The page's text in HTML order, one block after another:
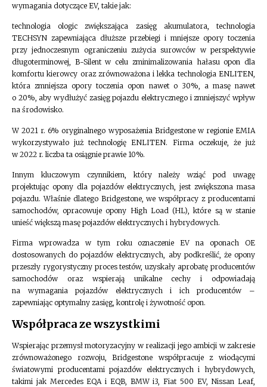
wymagania dotyczące EV, takie jak:
technologia ologic zwiększająca zasięg akumulatora, technologia
TECHSYN zapewniająca dłuższe przebiegi i mniejsze opory toczenia
przy jednoczesnym ograniczeniu zużycia surowców w perspektywie
długoterminowej, B-Silent w celu zminimalizowania hałasu opon dla
komfortu kierowcy oraz zrównoważona i lekka technologia ENLITEN,
która zmniejsza opory toczenia opon nawet o 30%, a masę nawet
o 20%, aby wydłużyć zasięg pojazdu elektrycznego i zmniejszyć wpływ
na środowisko.
W 2021 r. 6% oryginalnego wyposażenia Bridgestone w regionie EMIA
wykorzystywało już technologię ENLITEN. Firma oczekuje, że już
w 2022 r. liczba ta osiągnie prawie 10%.
Innym kluczowym czynnikiem, który należy wziąć pod uwagę
projektując opony dla pojazdów elektrycznych, jest zwiększona masa
pojazdu. Właśnie dlatego Bridgestone, we współpracy z producentami
samochodów, opracowuje opony High Load (HL), które są w stanie
unieść większą masę pojazdów elektrycznych i hybrydowych.
Firma wprowadza w tym roku oznaczenie EV na oponach OE
dostosowanych do pojazdów elektrycznych, aby podkreślić, że opony
przeszły rygorystyczny proces testów, uzyskały aprobatę producentów
samochodów oraz wspierają unikalne cechy i odpowiadają
na wymagania pojazdów elektrycznych i ich producentów –
zapewniając optymalny zasięg, kontrolę i żywotność opon.
Współpraca ze wszystkimi
Wspierając przemysł motoryzacyjny w realizacji jego ambicji w zakresie
zrównoważonego rozwoju, Bridgestone współpracuje z wiodącymi
światowymi producentami pojazdów elektrycznych i hybrydowych,
takimi jak Mercedes EQA i EQB, BMW i3, Fiat 500 EV, Nissan Leaf,